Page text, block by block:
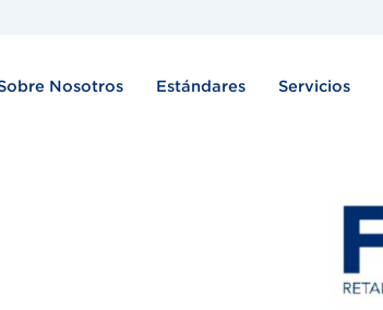
Nosotros Estándares Servicios